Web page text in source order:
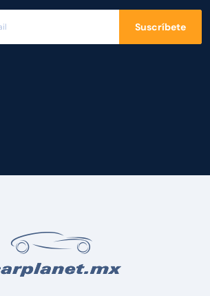
Suscríbete